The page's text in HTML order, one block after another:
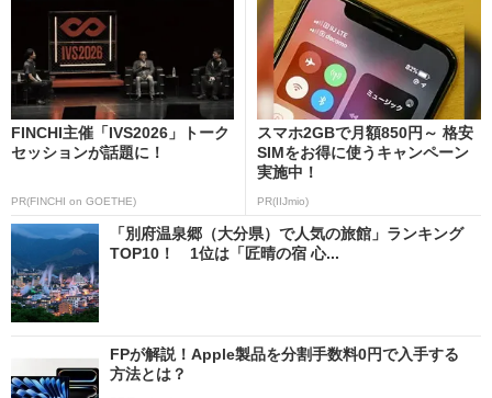
FINCHI主催「IVS2026」トーク
セッションが話題に！
PR(FINCHI on GOETHE)
スマホ2GBで月額850円～ 格安
SIMをお得に使うキャンペーン
実施中！
PR(IIJmio)
「別府温泉郷（大分県）で人気の旅館」ランキング
TOP10！ 1位は「匠晴の宿 心...
FPが解説！Apple製品を分割手数料0円で入手する
方法とは？